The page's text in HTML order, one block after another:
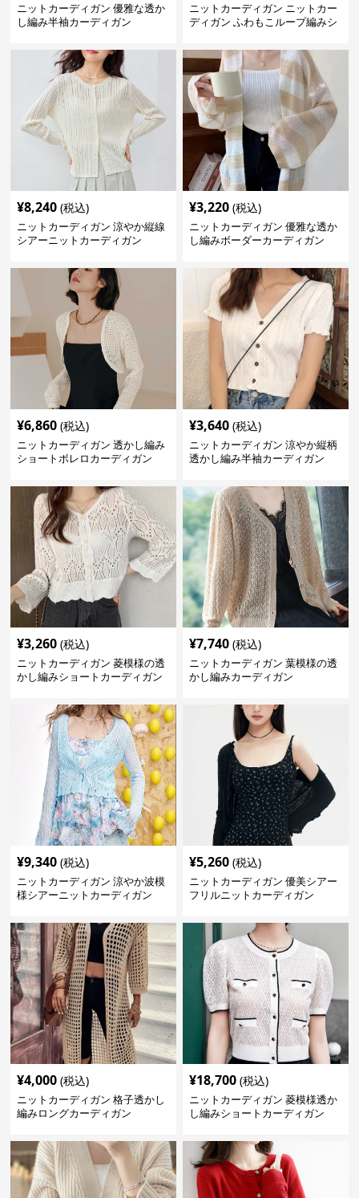
ニットカーディガン 優雅な透か
し編み半袖カーディガン
ニットカーディガン ニットカー
ディガン ふわもこループ編みシ
¥8,240 (税込)
ニットカーディガン 涼やか縦線
シアーニットカーディガン
¥3,220 (税込)
ニットカーディガン 優雅な透か
し編みボーダーカーディガン
¥6,860 (税込)
ニットカーディガン 透かし編み
ショートボレロカーディガン
¥3,640 (税込)
ニットカーディガン 涼やか縦柄
透かし編み半袖カーディガン
¥3,260 (税込)
ニットカーディガン 菱模様の透
かし編みショートカーディガン
¥7,740 (税込)
ニットカーディガン 葉模様の透
かし編みカーディガン
¥9,340 (税込)
ニットカーディガン 涼やか波模
様シアーニットカーディガン
¥5,260 (税込)
ニットカーディガン 優美シアー
フリルニットカーディガン
¥4,000 (税込)
ニットカーディガン 格子透かし
編みロングカーディガン
¥18,700 (税込)
ニットカーディガン 菱模様透か
し編みショートカーディガン